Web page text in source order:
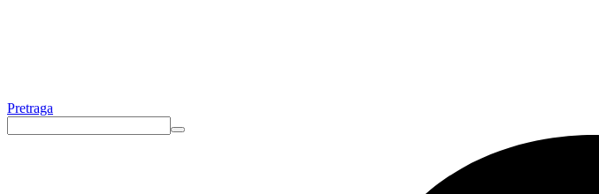
Pretraga